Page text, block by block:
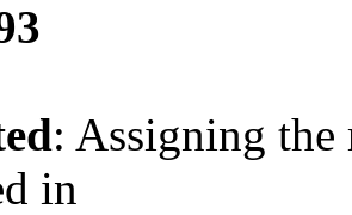
: Assigning the
in